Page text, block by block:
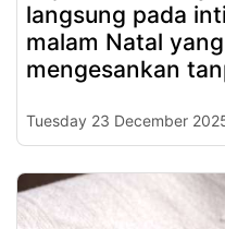
langsung pada
malam Natal
mengesankan
Tuesday 23 December